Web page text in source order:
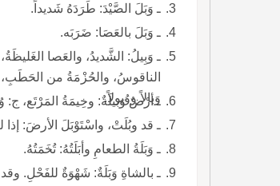
ـ وَبَلَ الصَّيْدَ: طَرَدَهُ شَديداً.
ـ وَبَلَ بالعَصَا: ضَرَبَه.
ـ وَبِيلُ: الشَّديدُ، والعَصا
الناقوسُ، والحُزْمَةُ من الحَطَبِ،
وَبالاً ووُبولاً.
ـ أرْضٌ وَبيلَةٌ: وخِيمَةُ المَرْتَع، ج:
ـ قد وبُلَتْ، واسْتَوْبَلَ الأرضَ: إذا
ـ وَبَلَةُ الطعامِ وأبَلَتُهُ: تُخَمَتُهُ.
ـ بالشاةِ وَبَلَةٌ: شَهْوَةٌ للفَحْلِ.